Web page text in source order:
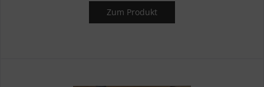
Zum Produkt